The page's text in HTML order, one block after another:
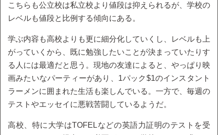
こちらも公立校は私立校より値段は抑えられるが、学校の
レベルも値段と比例する傾向にある。
学ぶ内容も高校よりも更に細分化していくし、レベルも上
がっていくから、既に勉強したいことが決まっていたりす
る人には最適だと思う。現地の友達によると、やっぱり映
画みたいなパーティーがあり、1パック$1のインスタント
ラーメンに囲まれた生活も楽しんでいる。一方で、毎週の
テストやエッセイに悪戦苦闘しているようだ。
高校、特に大学はTOFELなどの英語力証明のテストを受